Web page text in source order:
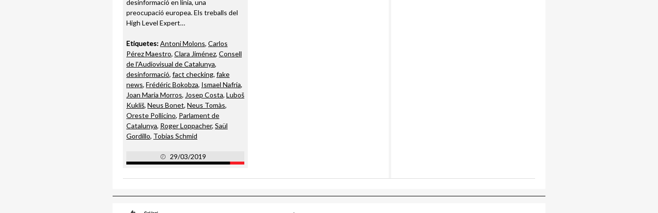
desinformació en línia, una
preocupació europea. Els treballs del
High Level Expert…
Etiquetes:Antoni Molons, Carlos
Pérez Maestro, Clara Jiménez, Consell
de l'Audiovisual de Catalunya,
desinformació, fact checking, fake
news, Frédéric Bokobza, Ismael Nafría,
Joan Maria Morros, Josep Costa, Luboš
Kukliš, Neus Bonet, Neus Tomàs,
Oreste Pollicino, Parlament de
Catalunya, Roger Loppacher, Saül
Gordillo, Tobias Schmid
29/03/2019